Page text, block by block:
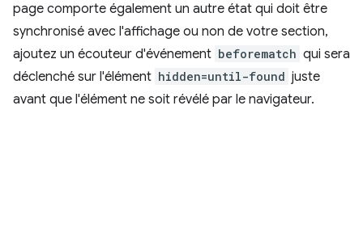
page comporte également un autre état qui doit être
synchronisé avec l'affichage ou non de votre section,
ajoutez un écouteur d'événement beforematch qui sera
déclenché sur l'élément hidden=until-found juste
avant que l'élément ne soit révélé par le navigateur.